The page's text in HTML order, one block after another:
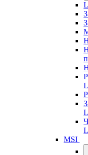
MSI